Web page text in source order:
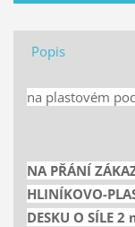
Popis
na plastovém
NA PŘÁNÍ
HLINÍKOVO-
DESKU O SÍLE 2